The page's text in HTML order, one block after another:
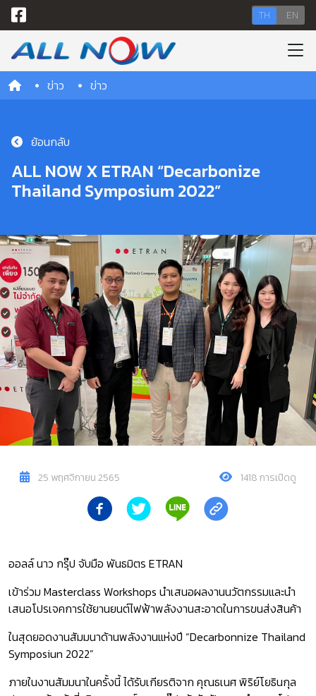
TH EN
ข่าว ข่าว
ย้อนกลับ
ALL NOW X ETRAN “Decarbonize
Thailand Symposium 2022”
25 พฤศจิกายน 2565 1418 การเปิดดู
ออลล์ นาว กรุ๊ป จับมือ พันธมิตร ETRAN
เข้าร่วม Masterclass Workshops นำเสนอผลงานนวัตกรรมและนำ
เสนอโปรเจคการใช้ยานยนต์ไฟฟ้าพลังงานสะอาดในการขนส่งสินค้า
ในสุดยอดงานสัมมนาด้านพลังงานแห่งปี “Decarbonnize Thailand
Symposiun 2022”
ภายในงานสัมมนาในครั้งนี้ ได้รับเกียรติจาก คุณธเนศ พิริย์โยธินกุล